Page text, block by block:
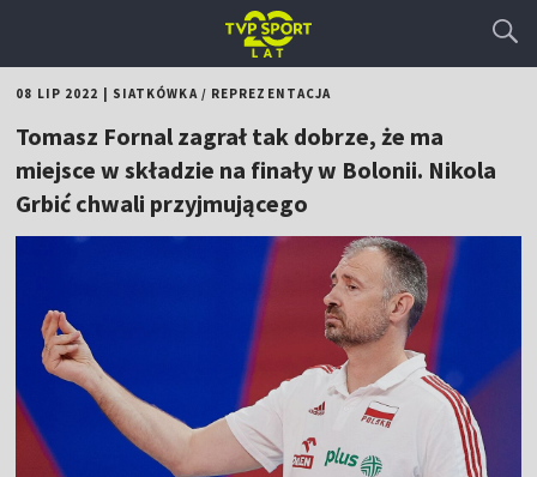
08 LIP 2022 SIATKÓWKA/ REPREZENTACJA
Tomasz Fornal zagrał tak dobrze, że ma
miejsce w składzie na finały w Bolonii. Nikola
Grbić chwali przyjmującego